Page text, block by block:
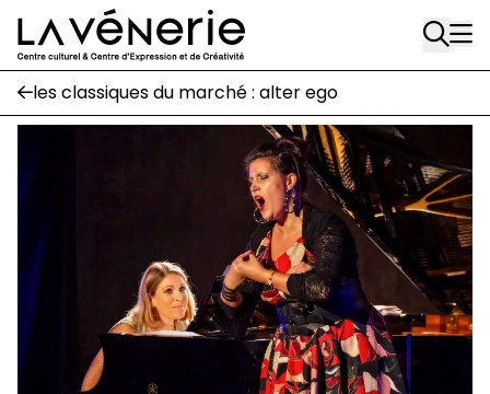
Aller au contenu principal
Rue Gratès, 3
1170 Watermael-Boitsfort
02 663 85 50
suivez-nous
Journal Vénerie- version papier
Newsletter
les classiques du marché : alter ego